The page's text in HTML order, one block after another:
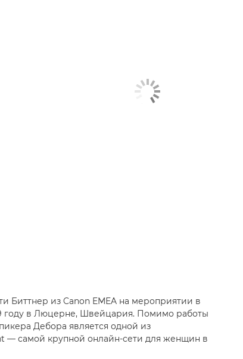
Биттнер из Canon EMEA на мероприятии в
году в Люцерне, Швейцария. Помимо работы
Дебора является одной из
— самой крупной онлайн-сети для женщин в